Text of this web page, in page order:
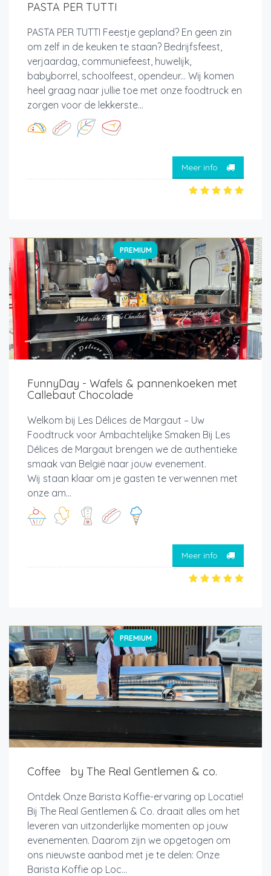
PASTA PER TUTTI
PASTA PER TUTTI Feestje gepland? En geen zin
om zelf in de keuken te staan? Bedrijfsfeest,
verjaardag, communiefeest, huwelijk,
babyborrel, schoolfeest, opendeur... Wij komen
heel graag naar jullie toe met onze foodtruck en
zorgen voor de lekkerste...
Meer info
PREMIUM
FunnyDay - Wafels & pannenkoeken met
Callebaut Chocolade
Welkom bij Les Délices de Margaut – Uw
Foodtruck voor Ambachtelijke Smaken Bij Les
Délices de Margaut brengen we de authentieke
smaak van België naar jouw evenement.
Wij staan klaar om je gasten te verwennen met
onze am...
Meer info
PREMIUM
Coffee by The Real Gentlemen & co.
Ontdek Onze Barista Koffie-ervaring op Locatie!
Bij The Real Gentlemen & Co. draait alles om het
leveren van uitzonderlijke momenten op jouw
evenementen. Daarom zijn we opgetogen om
ons nieuwste aanbod met je te delen: Onze
Barista Koffie op Loc...